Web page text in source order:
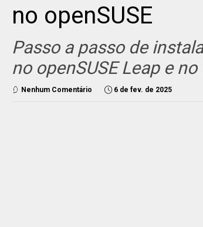
no openSUSE
Passo a passo de
no openSUSE Leap e
Nenhum Comentário 6 de fev. de 2025